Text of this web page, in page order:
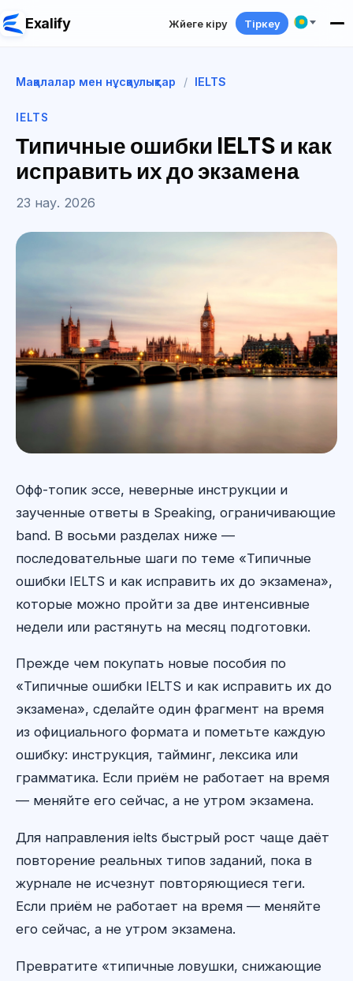
Exalify Жүйеге кіру Тіркеу
Мақалалар мен нұсқаулықтар / IELTS
IELTS
Типичные ошибки IELTS и как
исправить их до экзамена
23 нау. 2026
Офф-топик эссе, неверные инструкции и
заученные ответы в Speaking, ограничивающие
band. В восьми разделах ниже —
последовательные шаги по теме «Типичные
ошибки IELTS и как исправить их до экзамена»,
которые можно пройти за две интенсивные
недели или растянуть на месяц подготовки.
Прежде чем покупать новые пособия по
«Типичные ошибки IELTS и как исправить их до
экзамена», сделайте один фрагмент на время
из официального формата и пометьте каждую
ошибку: инструкция, тайминг, лексика или
грамматика. Если приём не работает на время
— меняйте его сейчас, а не утром экзамена.
Для направления ielts быстрый рост чаще даёт
повторение реальных типов заданий, пока в
журнале не исчезнут повторяющиеся теги.
Если приём не работает на время — меняйте
его сейчас, а не утром экзамена.
Превратите «типичные ловушки, снижающие